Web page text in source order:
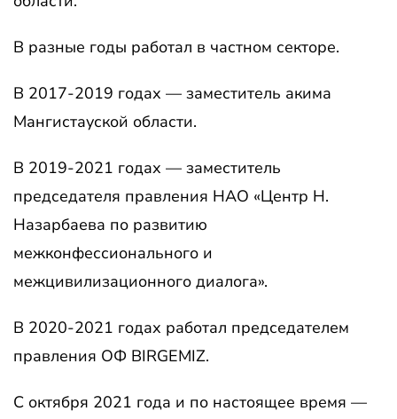
В разные годы работал в частном секторе.
В 2017-2019 годах — заместитель акима
Мангистауской области.
В 2019-2021 годах — заместитель
председателя правления НАО «Центр Н.
Назарбаева по развитию
межконфессионального и
межцивилизационного диалога».
В 2020-2021 годах работал председателем
правления ОФ BIRGEMIZ.
С октября 2021 года и по настоящее время —